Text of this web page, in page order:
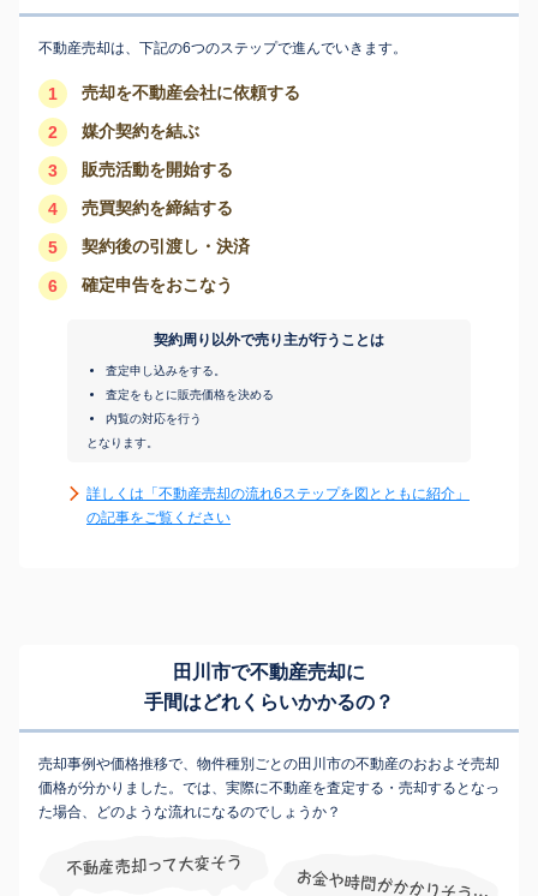
不動産売却は、下記の6つのステップで進んでいきます。
1 売却を不動産会社に依頼する
2 媒介契約を結ぶ
3 販売活動を開始する
4 売買契約を締結する
5 契約後の引渡し・決済
6 確定申告をおこなう
契約周り以外で売り主が行うことは
査定申し込みをする。
査定をもとに販売価格を決める
内覧の対応を行う
となります。
詳しくは「不動産売却の流れ6ステップを図とともに紹介」
の記事をご覧ください
田川市で不動産売却に
手間はどれくらいかかるの？
売却事例や価格推移で、物件種別ごとの田川市の不動産のおおよそ売却
価格が分かりました。では、実際に不動産を査定する・売却するとなっ
た場合、どのような流れになるのでしょうか？